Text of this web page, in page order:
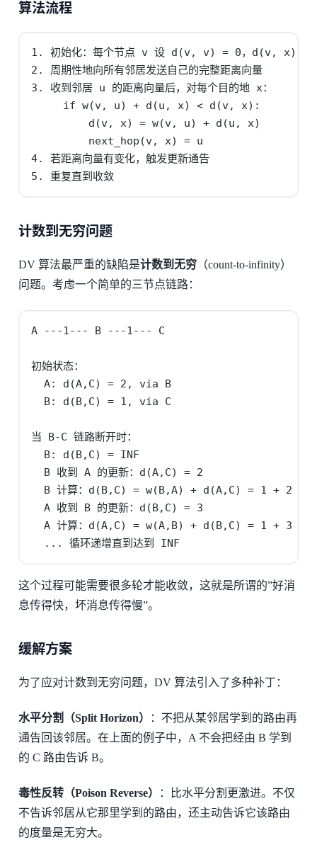
算法流程
1. 初始化：每个节点 v 设 d(v, v) = 0，d(v, x)
2. 周期性地向所有邻居发送自己的完整距离向量
3. 收到邻居 u 的距离向量后，对每个目的地 x：
     if w(v, u) + d(u, x) < d(v, x):
         d(v, x) = w(v, u) + d(u, x)
         next_hop(v, x) = u
4. 若距离向量有变化，触发更新通告
5. 重复直到收敛
计数到无穷问题
DV 算法最严重的缺陷是计数到无穷（count-to-infinity）
问题。考虑一个简单的三节点链路：
A ---1--- B ---1--- C
初始状态：
  A: d(A,C) = 2, via B
  B: d(B,C) = 1, via C
当 B-C 链路断开时：
  B: d(B,C) = INF
  B 收到 A 的更新：d(A,C) = 2
B 计算：d(B,C) = w(B,A) + d(A,C) = 1 + 2 = 3
  A 收到 B 的更新：d(B,C) = 3
A 计算：d(A,C) = w(A,B) + d(B,C) = 1 + 3 =
  ... 循环递增直到达到 INF
这个过程可能需要很多轮才能收敛，这就是所谓的”好消
息传得快，坏消息传得慢”。
缓解方案
为了应对计数到无穷问题，DV 算法引入了多种补丁：
水平分割（Split Horizon）
：不把从某邻居学到的路由再
通告回该邻居。在上面的例子中，A 不会把经由 B 学到
的 C 路由告诉 B。
毒性反转（Poison Reverse）
：比水平分割更激进。不仅
不告诉邻居从它那里学到的路由，还主动告诉它该路由
的度量是无穷大。